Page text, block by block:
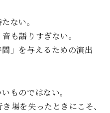
ない。
も語りすぎない。
」を与えるための演出
ものではない。
場を失ったときにこそ、